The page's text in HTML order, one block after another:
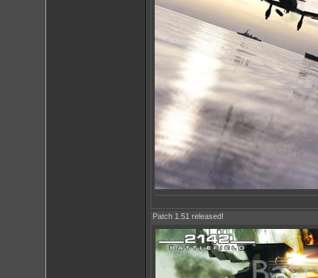
Patch 1.51 released!